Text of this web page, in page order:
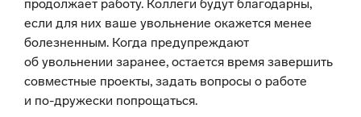
продолжает работу. Коллеги будут благодарны,
если для них ваше увольнение окажется менее
болезненным. Когда предупреждают
об увольнении заранее, остается время завершить
совместные проекты, задать вопросы о работе
и по-дружески попрощаться.